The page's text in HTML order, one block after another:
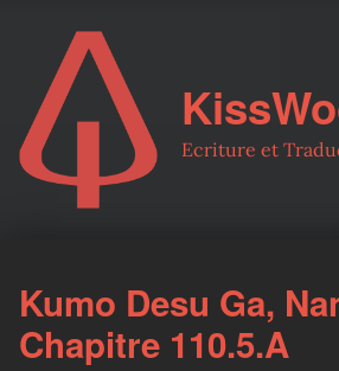
Ecriture et
Kumo Desu Ga,
Chapitre 110.5.A